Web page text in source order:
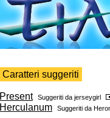
Caratteri suggeriti
Present Suggeriti da jerseygirl
Herculanum Suggeriti da